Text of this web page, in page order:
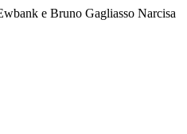
e Bruno Gagliasso Narcisa